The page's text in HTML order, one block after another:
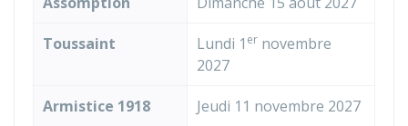
Toussaint Lundi 1 er novembre
2027
Armistice 1918 Jeudi 11 novembre 2027